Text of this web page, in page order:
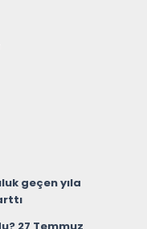
geçen yıla